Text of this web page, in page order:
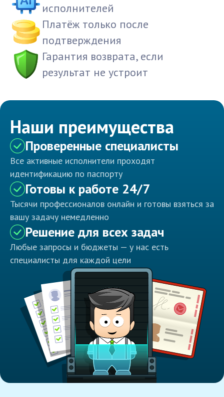
исполнителей
Платёж только после
подтверждения
Гарантия возврата, если
результат не устроит
Наши преимущества
Проверенные специалисты
Все активные исполнители проходят
идентификацию по паспорту
Готовы к работе 24/7
Тысячи профессионалов онлайн и готовы взяться за
вашу задачу немедленно
Решение для всех задач
Любые запросы и бюджеты — у нас есть
специалисты для каждой цели